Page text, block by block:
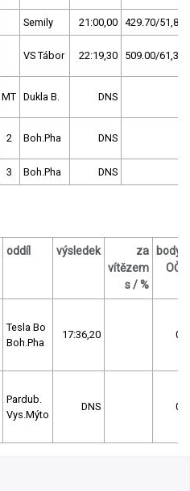
Semily 21:00,00 429.70/51,8
VS Tábor 22:19,30 509.00/61,3
MT Dukla B. DNS
2 Boh.Pha DNS
3 Boh.Pha DNS
oddíl výsledek
za
vítězem
s / %
body
OČ
Tesla Bo
Boh.Pha
17:36,20 0
Pardub.
Vys.Mýto
DNS 0